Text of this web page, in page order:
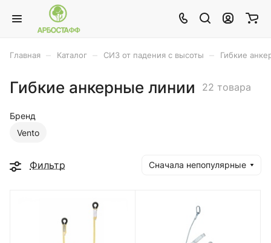
Главная Каталог СИЗ от падения с высоты Гибкие
Гибкие анкерные линии 22 товара
Бренд
Vento
Фильтр Сначала непопулярные